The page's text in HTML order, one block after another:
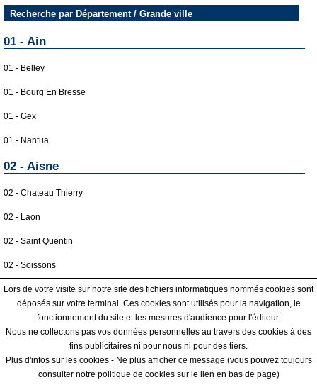
Recherche par Département / Grande ville
01 - Ain
01 - Belley
01 - Bourg En Bresse
01 - Gex
01 - Nantua
02 - Aisne
02 - Chateau Thierry
02 - Laon
02 - Saint Quentin
02 - Soissons
02 - Vervins
03 - Allier
03 - Moulins
ESPACE GRAND PUBLIC : information des utilisateurs
PRO : Créer une fiche / Régle d'affichage
Lors de votre visite sur notre site des fichiers informatiques nommés cookies sont
déposés sur votre terminal. Ces cookies sont utilisés pour la navigation, le
fonctionnement du site et les mesures d'audience pour l'éditeur.
Nous ne collectons pas vos données personnelles au travers des cookies à des
fins publicitaires ni pour nous ni pour des tiers.
Plus d'infos sur les cookies- Ne plus afficher ce message (vous pouvez toujours
consulter notre politique de cookies sur le lien en bas de page)